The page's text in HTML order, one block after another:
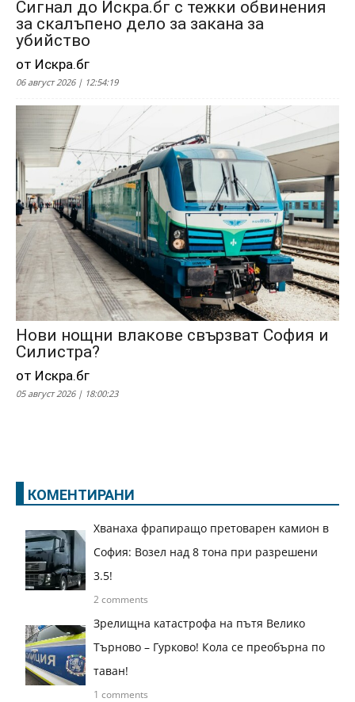
Сигнал до Искра.бг с тежки обвинения
за скалъпено дело за закана за
убийство
от Искра.бг
06 август 2026 | 12:54:19
Нови нощни влакове свързват София и
Силистра?
от Искра.бг
05 август 2026 | 18:00:23
КОМЕНТИРАНИ
Хванаха фрапиращо претоварен камион в
София: Возел над 8 тона при разрешени
3.5!
2 comments
Зрелищна катастрофа на пътя Велико
Търново – Гурково! Кола се преобърна по
таван!
1 comments